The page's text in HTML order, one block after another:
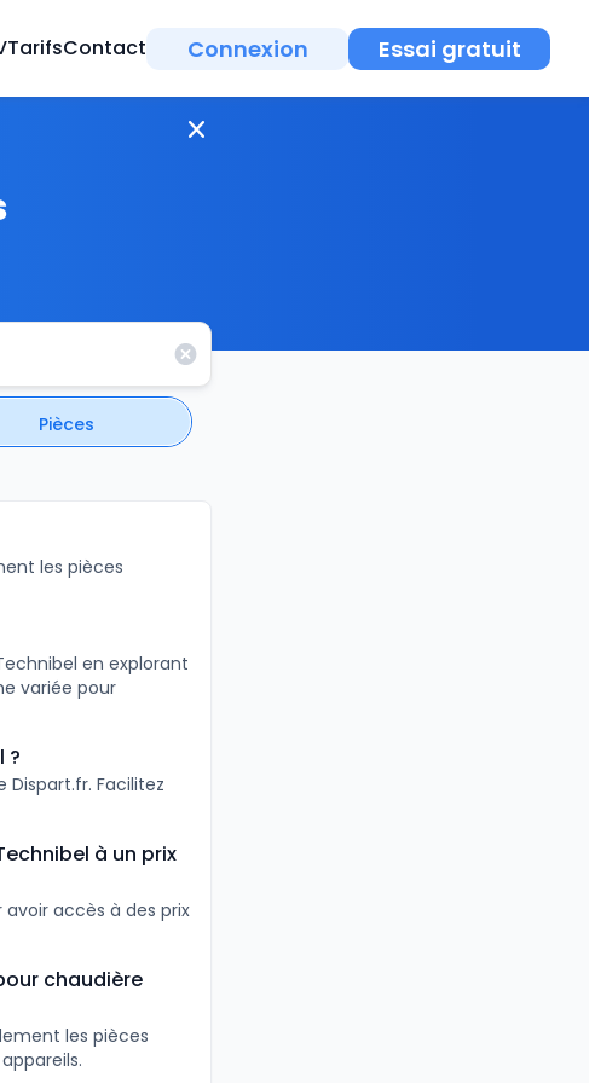
TarifsContact Connexion Essai gratuit
Pièces
les pièces
en explorant
variée pour
?
Facilitez
à un prix
accès à des prix
chaudière
les pièces